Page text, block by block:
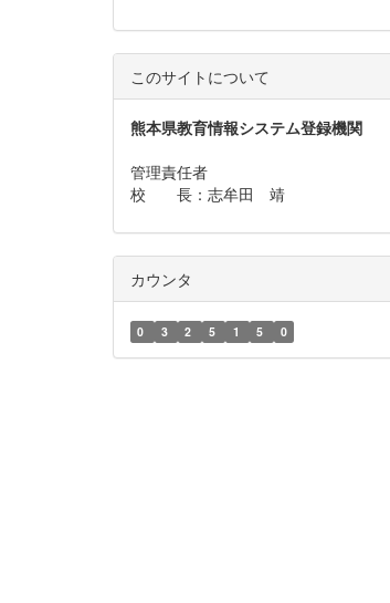
このサイトについて
熊本県教育情報システム登録機関
管理責任者
校 長：志牟田 靖
カウンタ
0 3 2 5 1 5 0